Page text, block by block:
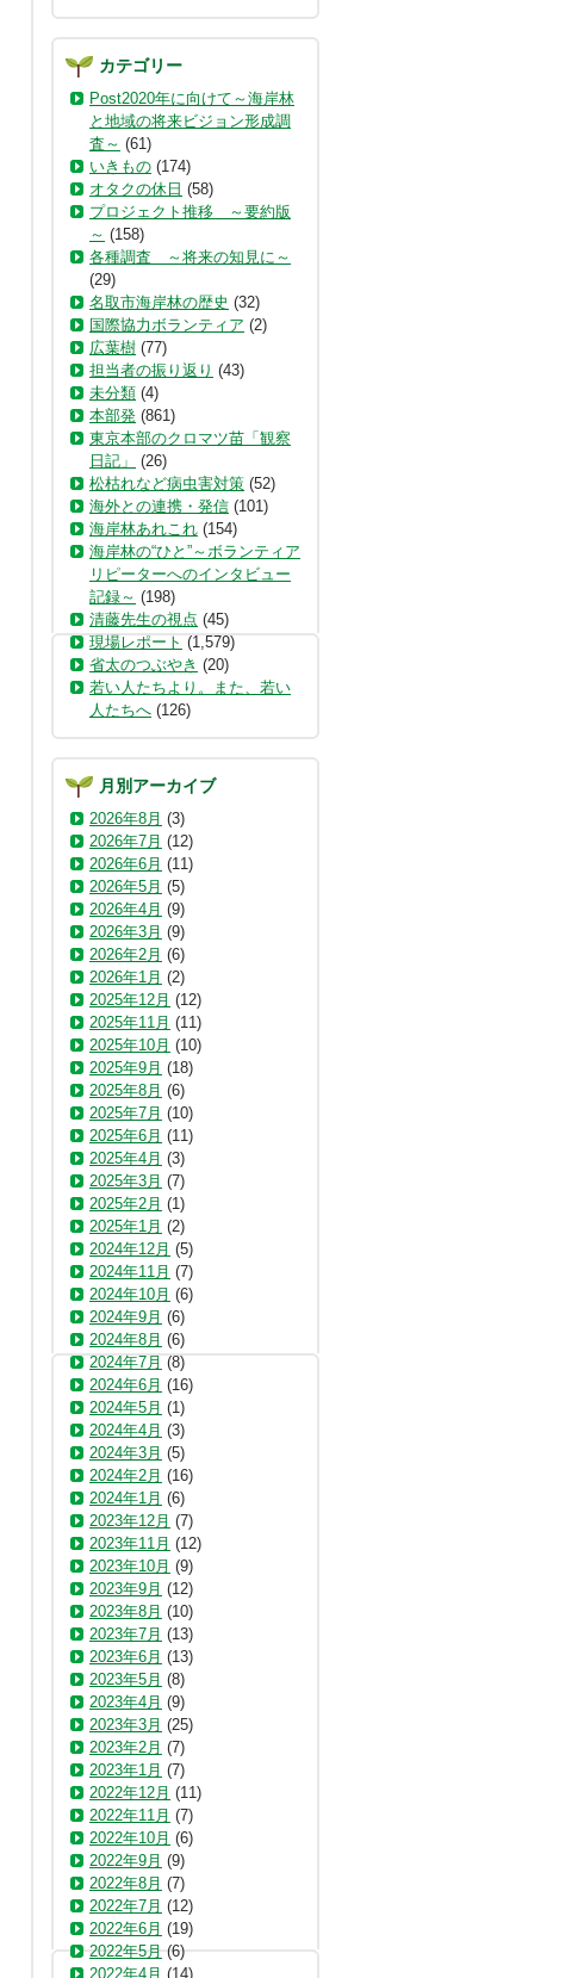
カテゴリー
Post2020年に向けて～海岸林
と地域の将来ビジョン形成調
査～ (61)
いきもの (174)
オタクの休日 (58)
プロジェクト推移 ～要約版
～ (158)
各種調査 ～将来の知見に～
(29)
名取市海岸林の歴史 (32)
国際協力ボランティア (2)
広葉樹 (77)
担当者の振り返り (43)
未分類 (4)
本部発 (861)
東京本部のクロマツ苗「観察
日記」
(26)
松枯れなど病虫害対策 (52)
海外との連携・発信 (101)
海岸林あれこれ (154)
海岸林の“ひと”～ボランティア
リピーターへのインタビュー
記録～ (198)
清藤先生の視点 (45)
現場レポート (1,579)
省太のつぶやき (20)
若い人たちより。また、若い
人たちへ (126)
月別アーカイブ
2026年8月 (3)
2026年7月 (12)
2026年6月 (11)
2026年5月 (5)
2026年4月 (9)
2026年3月 (9)
2026年2月 (6)
2026年1月 (2)
2025年12月 (12)
2025年11月 (11)
2025年10月 (10)
2025年9月 (18)
2025年8月 (6)
2025年7月 (10)
2025年6月 (11)
2025年4月 (3)
2025年3月 (7)
2025年2月 (1)
2025年1月 (2)
2024年12月 (5)
2024年11月 (7)
2024年10月 (6)
2024年9月 (6)
2024年8月 (6)
2024年7月 (8)
2024年6月 (16)
2024年5月 (1)
2024年4月 (3)
2024年3月 (5)
2024年2月 (16)
2024年1月 (6)
2023年12月 (7)
2023年11月 (12)
2023年10月 (9)
2023年9月 (12)
2023年8月 (10)
2023年7月 (13)
2023年6月 (13)
2023年5月 (8)
2023年4月 (9)
2023年3月 (25)
2023年2月 (7)
2023年1月 (7)
2022年12月 (11)
2022年11月 (7)
2022年10月 (6)
2022年9月 (9)
2022年8月 (7)
2022年7月 (12)
2022年6月 (19)
2022年5月 (6)
2022年4月 (14)